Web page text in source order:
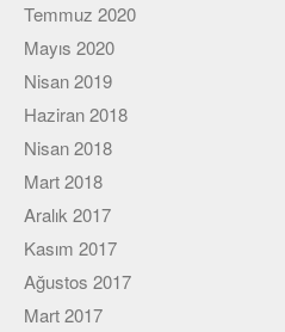
Bize yazın
Viki
Temmuz 2020
Mayıs 2020
Nisan 2019
Haziran 2018
Nisan 2018
Mart 2018
Aralık 2017
Kasım 2017
Ağustos 2017
Mart 2017